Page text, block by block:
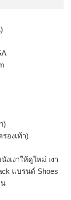
)
องเท้า)
เงาให้ดูใหม่ เงา
แบรนด์ Shoes